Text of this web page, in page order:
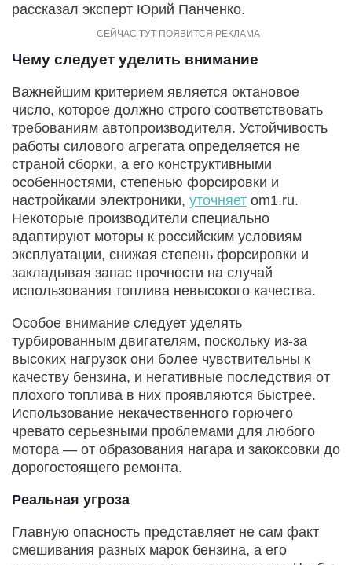
рассказал эксперт Юрий Панченко.
Чему следует уделить внимание
Важнейшим критерием является октановое
число, которое должно строго соответствовать
требованиям автопроизводителя. Устойчивость
работы силового агрегата определяется не
страной сборки, а его конструктивными
особенностями, степенью форсировки и
настройками электроники, уточняет om1.ru.
Некоторые производители специально
адаптируют моторы к российским условиям
эксплуатации, снижая степень форсировки и
закладывая запас прочности на случай
использования топлива невысокого качества.
Особое внимание следует уделять
турбированным двигателям, поскольку из-за
высоких нагрузок они более чувствительны к
качеству бензина, и негативные последствия от
плохого топлива в них проявляются быстрее.
Использование некачественного горючего
чревато серьезными проблемами для любого
мотора — от образования нагара и закоксовки до
дорогостоящего ремонта.
Реальная угроза
Главную опасность представляет не сам факт
смешивания разных марок бензина, а его